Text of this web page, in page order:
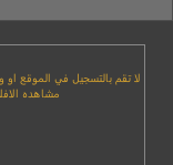
لا تقم بالتسجيل في الموقع
مشاهده